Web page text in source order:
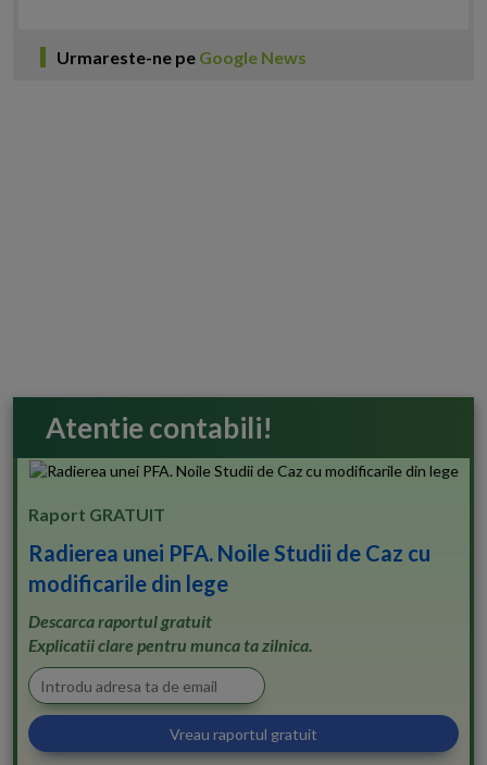
Urmareste-ne pe Google News
Atentie contabili!
Raport GRATUIT
Radierea unei PFA. Noile Studii de Caz cu
modificarile din lege
Descarca raportul gratuit
Explicatii clare pentru munca ta zilnica.